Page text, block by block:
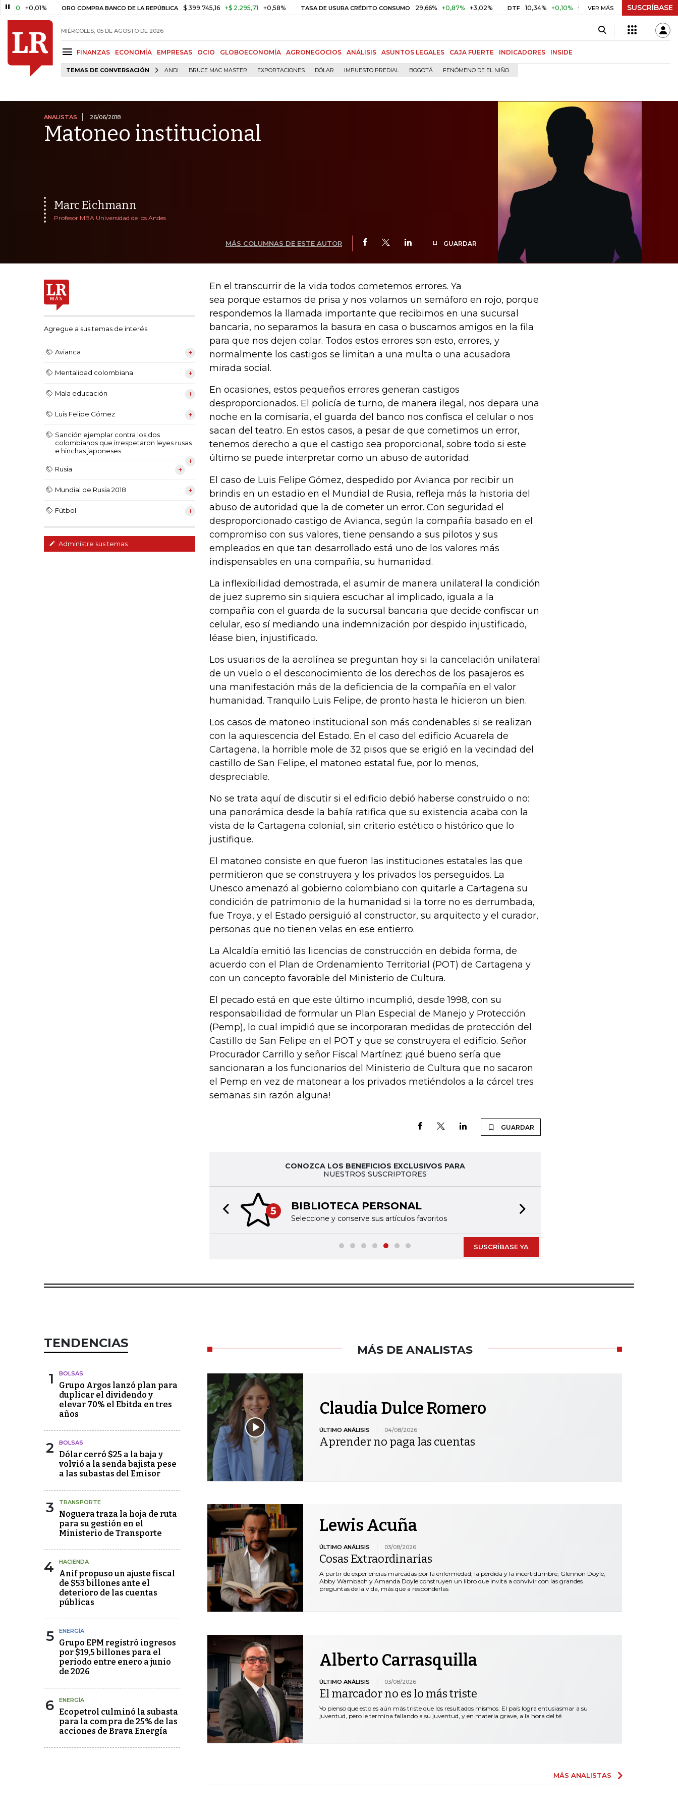
ORO COMPRA BANCO DE LA REPÚBLICA $ 399.745,16 +$ 2.295,71 +0,58% TASA DE USURA CRÉDITO CONSUMO 29,66% +0,87% +3,02% DTF 10,34% +0,10% +0,98% UVR $ 416,86 +$ 0,05
VER MÁS SUSCRÍBASE
MIÉRCOLES, 05 DE AGOSTO DE 2026
FINANZAS ECONOMÍA EMPRESAS OCIO GLOBOECONOMÍA AGRONEGOCIOS ANÁLISIS ASUNTOS LEGALES CAJA FUERTE INDICADORES INSIDE
TEMAS DE CONVERSACIÓN ANDI BRUCE MAC MASTER EXPORTACIONES DÓLAR IMPUESTO PREDIAL BOGOTÁ FENÓMENO DE EL NIÑO
ANALISTAS 26/06/2018
Matoneo institucional
Marc Eichmann
Profesor MBA Universidad de los Andes
MÁS COLUMNAS DE ESTE AUTOR GUARDAR
Agregue a sus temas de interés
Avianca
Mentalidad colombiana
Mala educación
Luis Felipe Gómez
Sanción ejemplar contra los dos
colombianos que irrespetaron leyes rusas
e hinchas japoneses
Rusia
Mundial de Rusia 2018
Fútbol
Administre sus temas
En el transcurrir de la vida todos cometemos errores. Ya
sea porque estamos de prisa y nos volamos un semáforo en rojo, porque
respondemos la llamada importante que recibimos en una sucursal
bancaria, no separamos la basura en casa o buscamos amigos en la fila
para que nos dejen colar. Todos estos errores son esto, errores, y
normalmente los castigos se limitan a una multa o una acusadora
mirada social.
En ocasiones, estos pequeños errores generan castigos
desproporcionados. El policía de turno, de manera ilegal, nos depara una
noche en la comisaría, el guarda del banco nos confisca el celular o nos
sacan del teatro. En estos casos, a pesar de que cometimos un error,
tenemos derecho a que el castigo sea proporcional, sobre todo si este
último se puede interpretar como un abuso de autoridad.
El caso de Luis Felipe Gómez, despedido por Avianca por recibir un
brindis en un estadio en el Mundial de Rusia, refleja más la historia del
abuso de autoridad que la de cometer un error. Con seguridad el
desproporcionado castigo de Avianca, según la compañía basado en el
compromiso con sus valores, tiene pensando a sus pilotos y sus
empleados en que tan desarrollado está uno de los valores más
indispensables en una compañía, su humanidad.
La inflexibilidad demostrada, el asumir de manera unilateral la condición
de juez supremo sin siquiera escuchar al implicado, iguala a la
compañía con el guarda de la sucursal bancaria que decide confiscar un
celular, eso sí mediando una indemnización por despido injustificado,
léase bien, injustificado.
Los usuarios de la aerolínea se preguntan hoy si la cancelación unilateral
de un vuelo o el desconocimiento de los derechos de los pasajeros es
una manifestación más de la deficiencia de la compañía en el valor
humanidad. Tranquilo Luis Felipe, de pronto hasta le hicieron un bien.
Los casos de matoneo institucional son más condenables si se realizan
con la aquiescencia del Estado. En el caso del edificio Acuarela de
Cartagena, la horrible mole de 32 pisos que se erigió en la vecindad del
castillo de San Felipe, el matoneo estatal fue, por lo menos,
despreciable.
No se trata aquí de discutir si el edificio debió haberse construido o no:
una panorámica desde la bahía ratifica que su existencia acaba con la
vista de la Cartagena colonial, sin criterio estético o histórico que lo
justifique.
El matoneo consiste en que fueron las instituciones estatales las que
permitieron que se construyera y los privados los perseguidos. La
Unesco amenazó al gobierno colombiano con quitarle a Cartagena su
condición de patrimonio de la humanidad si la torre no es derrumbada,
fue Troya, y el Estado persiguió al constructor, su arquitecto y el curador,
personas que no tienen velas en ese entierro.
La Alcaldía emitió las licencias de construcción en debida forma, de
acuerdo con el Plan de Ordenamiento Territorial (POT) de Cartagena y
con un concepto favorable del Ministerio de Cultura.
El pecado está en que este último incumplió, desde 1998, con su
responsabilidad de formular un Plan Especial de Manejo y Protección
(Pemp), lo cual impidió que se incorporaran medidas de protección del
Castillo de San Felipe en el POT y que se construyera el edificio. Señor
Procurador Carrillo y señor Fiscal Martínez: ¡qué bueno sería que
sancionaran a los funcionarios del Ministerio de Cultura que no sacaron
el Pemp en vez de matonear a los privados metiéndolos a la cárcel tres
semanas sin razón alguna!
GUARDAR
CONOZCA LOS BENEFICIOS EXCLUSIVOS PARA
NUESTROS SUSCRIPTORES
5 BIBLIOTECA PERSONAL
Seleccione y conserve sus artículos favoritos
Previous slide
SUSCRÍBASE YA
TENDENCIAS
1 BOLSAS
Grupo Argos lanzó plan para
duplicar el dividendo y
elevar 70% el Ebitda en tres
años
2 BOLSAS
Dólar cerró $25 a la baja y
volvió a la senda bajista pese
a las subastas del Emisor
3 TRANSPORTE
Noguera traza la hoja de ruta
para su gestión en el
Ministerio de Transporte
4 HACIENDA
Anif propuso un ajuste fiscal
de $53 billones ante el
deterioro de las cuentas
públicas
5 ENERGÍA
Grupo EPM registró ingresos
por $19,5 billones para el
periodo entre enero a junio
de 2026
6 ENERGÍA
Ecopetrol culminó la subasta
para la compra de 25% de las
acciones de Brava Energía
MÁS DE ANALISTAS
Claudia Dulce Romero
ÚLTIMO ANÁLISIS 04/08/2026
Aprender no paga las cuentas
Lewis Acuña
ÚLTIMO ANÁLISIS 03/08/2026
Cosas Extraordinarias
A partir de experiencias marcadas por la enfermedad, la pérdida y la incertidumbre, Glennon Doyle,
Abby Wambach y Amanda Doyle construyen un libro que invita a convivir con las grandes
preguntas de la vida, más que a responderlas
Alberto Carrasquilla
ÚLTIMO ANÁLISIS 03/08/2026
El marcador no es lo más triste
Yo pienso que esto es aún más triste que los resultados mismos. El país logra entusiasmar a su
juventud, pero le termina fallando a su juventud, y en materia grave, a la hora del té
MÁS ANALISTAS